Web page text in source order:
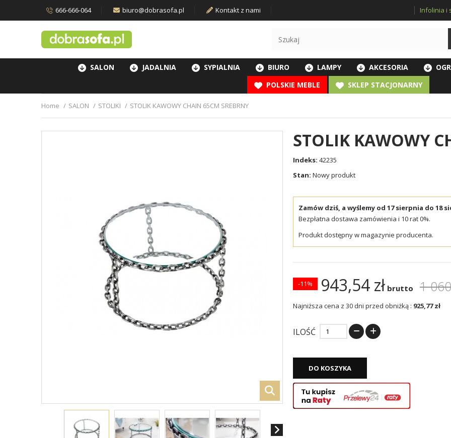
666-666-064 biuro@dobrasofa.pl Kontakt z nami Infolinia i
SALON JADALNIA SYPIALNIA BIURO LAMPY AKCESORIA
POLSKIE MEBLE
SKLEP STACJONARNY
Home SALON STOLIKI STOLIK KAWOWY CHAIN 65CM SREBRNY
STOLIK KAWOWY
Indeks: 42235
Stan: Nowy produkt
Zamów dziś, a wyślemy od 17 sierpnia do 18
Bezpłatna dostawa zamówienia i 10 rat 0%.
Produkt dostępny w magazynie producenta.
943,54 zł brutto 1
-11%
Najniższa cena z 30 dni przed obniżką : 925,77 zł
ILOŚĆ
DO KOSZYKA